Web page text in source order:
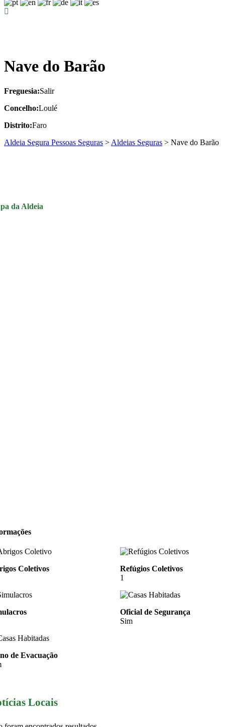
Nave do Barão
Freguesia:Salir
Concelho:Loulé
Distrito:Faro
Aldeia Segura Pessoas Seguras > Aldeias Seguras > Nave do Barão
da Aldeia
Coletivos
Refúgios Coletivos
1
Oficial de Segurança
Sim
de Evacuação
Locais